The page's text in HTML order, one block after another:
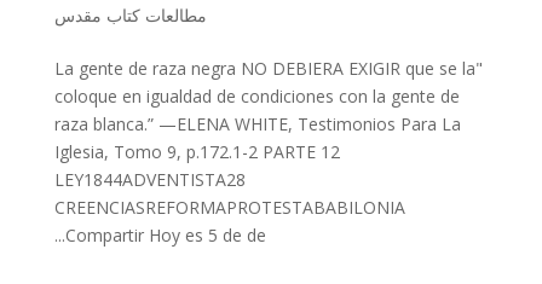
مطالعات کتاب مقدس
"La gente de raza negra NO DEBIERA EXIGIR que se la
coloque en igualdad de condiciones con la gente de
raza blanca.” —ELENA WHITE, Testimonios Para La
Iglesia, Tomo 9, p.172.1-2 PARTE 12
LEY1844ADVENTISTA28
CREENCIASREFORMAPROTESTABABILONIA
Compartir Hoy es 5 de de...